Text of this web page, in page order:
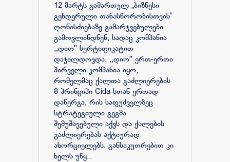
12 მარტს გამართულ „ბიზნესი
გენდერული თანასწორობისთვის“
ღონისძიებაზე გამარჯვებულები
გამოვლინდნენ, სადაც კომპანია
,,დიო'' სერტიფიკატით
დაჯილდოვდა. ,,დიო'' ერთ-ერთი
პირველი კომპანია იყო,
რომელმაც ქალთა გაძლიერების
8 პრინციპი Cida-სთან ერთად
დანერგა, რის საფუძველზეც
სტრატეგიული გეგმა
შემუშავებული აქვს და ქალების
გაძლიერებას აქტიურად
ახორციელებს. განსაკუთრებით კი
ხელს უწყ...